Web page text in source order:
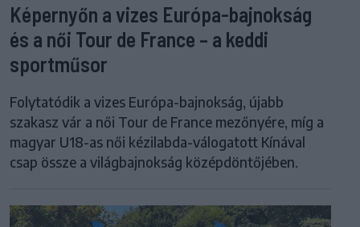
Képernyőn a vizes Európa-bajnokság
és a női Tour de France – a keddi
sportműsor
Folytatódik a vizes Európa-bajnokság, újabb
szakasz vár a női Tour de France mezőnyére, míg a
magyar U18-as női kézilabda-válogatott Kínával
csap össze a világbajnokság középdöntőjében.